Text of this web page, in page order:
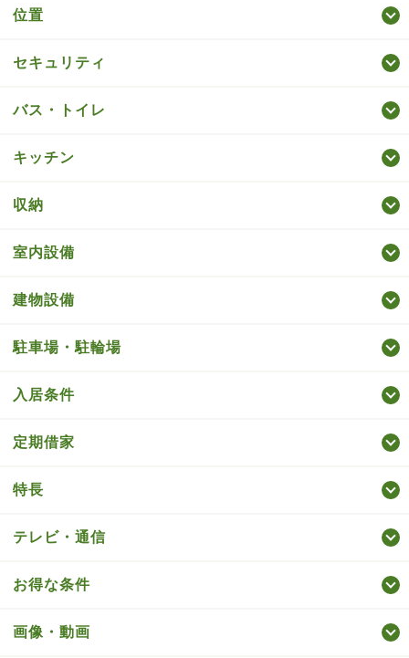
位置
セキュリティ
バス・トイレ
キッチン
収納
室内設備
建物設備
駐車場・駐輪場
入居条件
定期借家
特長
テレビ・通信
お得な条件
画像・動画